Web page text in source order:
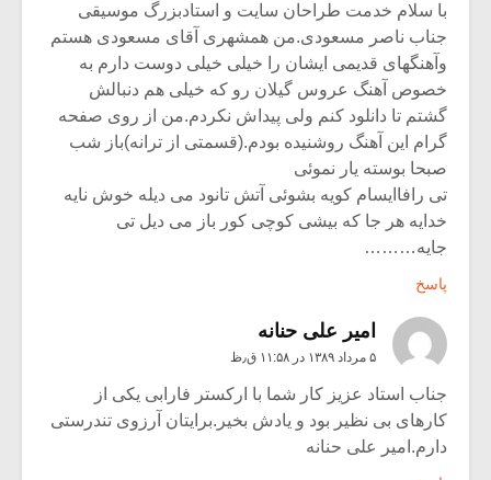
با سلام خدمت طراحان سایت و استادبزرگ موسیقی
جناب ناصر مسعودی.من همشهری آقای مسعودی هستم
وآهنگهای قدیمی ایشان را خیلی خیلی دوست دارم به
خصوص آهنگ عروس گیلان رو که خیلی هم دنبالش
گشتم تا دانلود کنم ولی پیداش نکردم.من از روی صفحه
گرام این آهنگ روشنیده بودم.(قسمتی از ترانه)باز شب
صبحا بوسته یار نموئی
تی رافاایسام کویه بشوئی آتش تانود می دیله خوش نایه
خدایه هر جا که بیشی کوچی کور باز می دیل تی
جایه………
پاسخ
امیر علی حنانه
۵ مرداد ۱۳۸۹ در ۱۱:۵۸ ق٫ظ
جناب استاد عزیز کار شما با ارکستر فارابی یکی از
کارهای بی نظیر بود و یادش بخیر.برایتان آرزوی تندرستی
دارم.امیر علی حنانه